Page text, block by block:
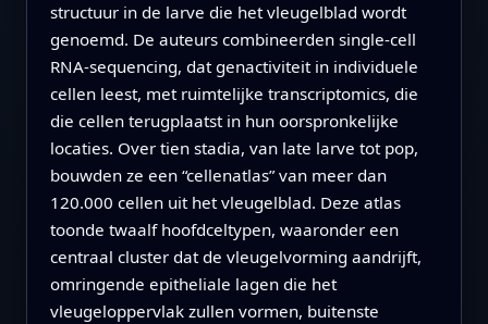
structuur in de larve die het vleugelblad wordt
genoemd. De auteurs combineerden single-cell
RNA-sequencing, dat genactiviteit in individuele
cellen leest, met ruimtelijke transcriptomics, die
die cellen terugplaatst in hun oorspronkelijke
locaties. Over tien stadia, van late larve tot pop,
bouwden ze een “cellenatlas” van meer dan
120.000 cellen uit het vleugelblad. Deze atlas
toonde twaalf hoofdceltypen, waaronder een
centraal cluster dat de vleugelvorming aandrijft,
omringende epitheliale lagen die het
vleugeloppervlak zullen vormen, buitenste